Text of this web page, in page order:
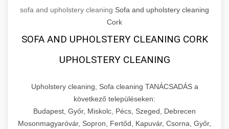
sofa and upholstery cleaning Sofa and upholstery cleaning
Cork
SOFA AND UPHOLSTERY CLEANING CORK
UPHOLSTERY CLEANING
Upholstery cleaning, Sofa cleaning TANÁCSADÁS a
következő településeken:
Budapest, Győr, Miskolc, Pécs, Szeged, Debrecen
Mosonmagyaróvár, Sopron, Fertőd, Kapuvár, Csorna, Győr,